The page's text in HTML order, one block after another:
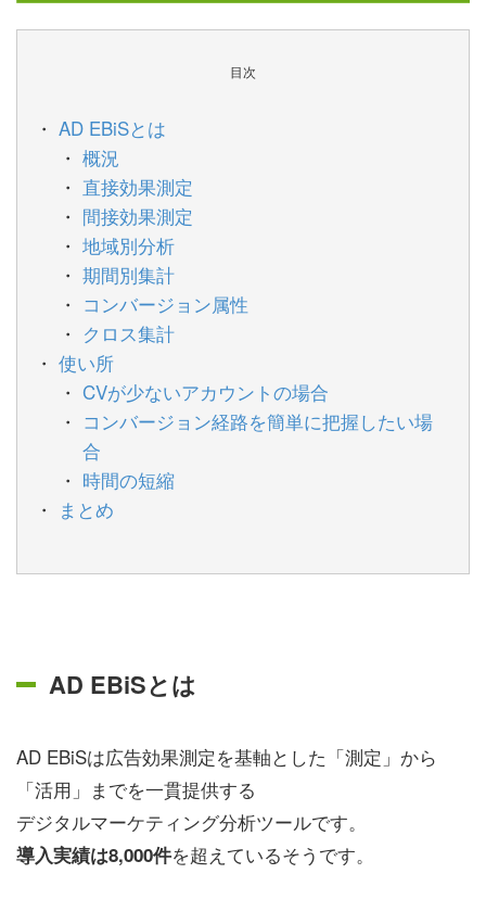
目次
AD EBiSとは
概況
直接効果測定
間接効果測定
地域別分析
期間別集計
コンバージョン属性
クロス集計
使い所
CVが少ないアカウントの場合
コンバージョン経路を簡単に把握したい場
合
時間の短縮
まとめ
AD EBiSとは
AD EBiSは広告効果測定を基軸とした「測定」から
「活用」までを一貫提供する
デジタルマーケティング分析ツールです。
導入実績は8,000件を超えているそうです。